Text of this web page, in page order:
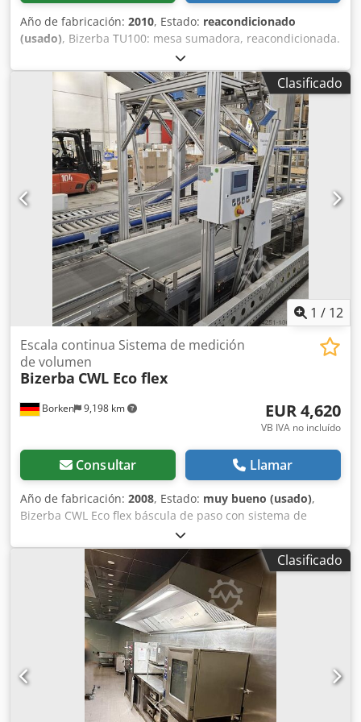
Año de fabricación: 2010, Estado: reacondicionado
(usado), Bizerba TU100: mesa sumadora, reacondicionada.
Clasificado
1 / 12
Borken 9,198 km
Escala continua Sistema de medición
de volumen
Bizerba CWL Eco flex
EUR 4,620
VB IVA no incluído
Consultar Llamar
Año de fabricación: 2008, Estado: muy bueno (usado),
Bizerba CWL Eco flex báscula de paso con sistema de
medición de volumen Sick VMS520 Báscula de paso
Bizerba CWL Eco flex Pesaje dinámico con determinación
de volumen La CWL Eco flex se integra casi sin esfuerzo en
sistemas de envío de paquetes, sistemas de clasificación y
líneas de alimentación existentes. Báscula de paso Bizerba
WM-CWL flex Modelo: CWL Eco in Motion DE-09-MI006-
PTB018 Credpfx Asmgax Uspyef Máx. 60 kg Mín. 0,4 kg 230
V Sistema de medición de volumen Sick VMS520
Características especiales • Método de medición activo sin
contacto • Medición de la longitud, ancho y altura de
objetos de forma rectangular • Medición de la longitud,
ancho y altura de objetos de prácticamente cualquier
Clasificado